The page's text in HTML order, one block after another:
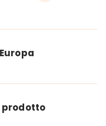
prodotto